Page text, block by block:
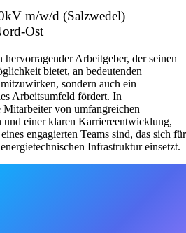
m/w/d (Salzwedel)
Ost
Arbeitgeber, der seinen
bietet, an bedeutenden
sondern auch ein
Arbeitsumfeld fördert. In
von umfangreichen
einer klaren Karriereentwicklung,
engagierten Teams sind, das sich für
Infrastruktur einsetzt.